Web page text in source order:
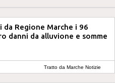
da Regione Marche i 96
danni da alluvione e somme
Tratto da Marche Notizie